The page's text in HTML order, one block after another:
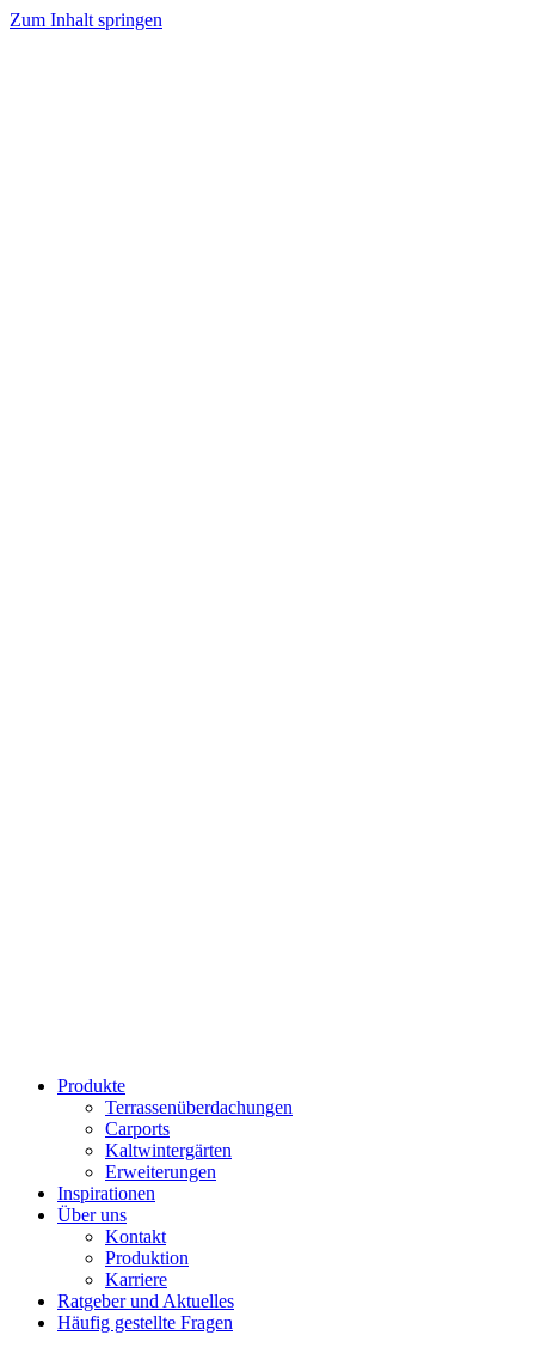
Zum Inhalt springen
Produkte
Terrassenüberdachungen
Carports
Kaltwintergärten
Erweiterungen
Inspirationen
Über uns
Kontakt
Produktion
Karriere
Ratgeber und Aktuelles
Häufig gestellte Fragen